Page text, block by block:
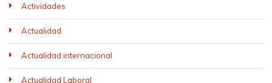
Actividades
Actualidad
Actualidad internacional
Actualidad Laboral